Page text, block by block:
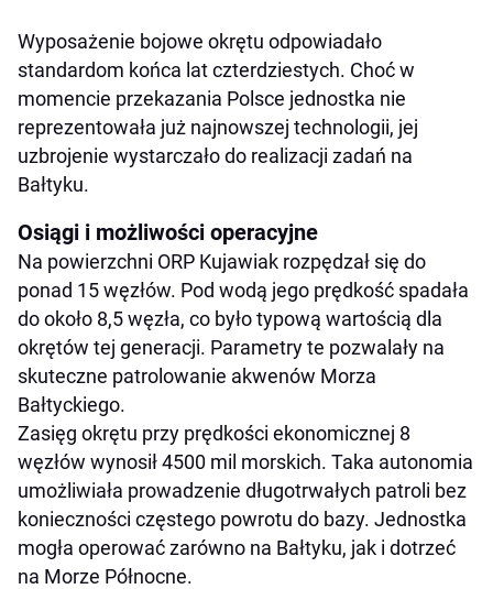
Wyposażenie bojowe okrętu odpowiadało
standardom końca lat czterdziestych. Choć w
momencie przekazania Polsce jednostka nie
reprezentowała już najnowszej technologii, jej
uzbrojenie wystarczało do realizacji zadań na
Bałtyku.
Osiągi i możliwości operacyjne
Na powierzchni ORP Kujawiak rozpędzał się do
ponad 15 węzłów. Pod wodą jego prędkość spadała
do około 8,5 węzła, co było typową wartością dla
okrętów tej generacji. Parametry te pozwalały na
skuteczne patrolowanie akwenów Morza
Bałtyckiego.
Zasięg okrętu przy prędkości ekonomicznej 8
węzłów wynosił 4500 mil morskich. Taka autonomia
umożliwiała prowadzenie długotrwałych patroli bez
konieczności częstego powrotu do bazy. Jednostka
mogła operować zarówno na Bałtyku, jak i dotrzeć
na Morze Północne.